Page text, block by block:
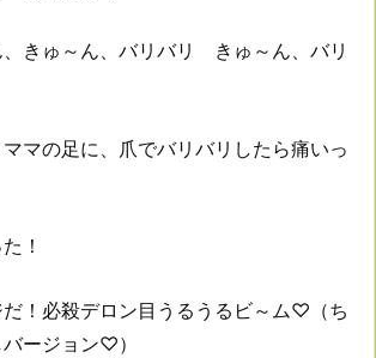
、きゅ～ん、バリバリ きゅ～ん、バリ
マの足に、爪でバリバリしたら痛いっ
！
！必殺デロン目うるうるビ～ム♡（ち
ージョン♡）